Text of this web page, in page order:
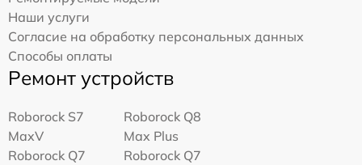
Наши услуги
Согласие на обработку персональных данных
Способы оплаты
Ремонт устройств
Roborock S7
MaxV
Roborock Q8
Max Plus
Roborock Q7
Roborock Q7